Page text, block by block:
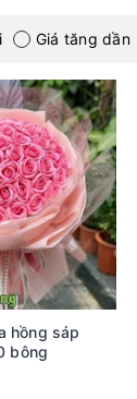
Giá tăng dần
bông